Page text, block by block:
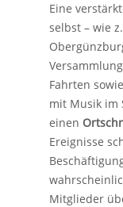
Eine
selbst – wie
Fahrten
mit Musik im
einen
Ereignisse
Mitglieder